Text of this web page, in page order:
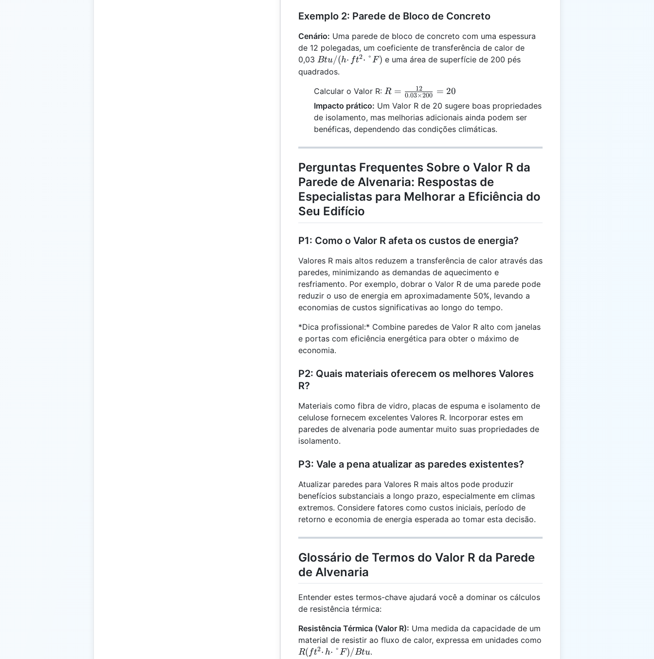
16
Exemplo 2: Parede de Bloco de Concreto
Cenário: Uma parede de bloco de concreto com uma espessura
de 12 polegadas, um coeficiente de transferência de calor de
0,03 Btu/(h·ft²·°F)
Btu/(h⋅ ft2⋅ °F) e uma área de superfície de 200 pés
quadrados.
Calcular o Valor R: R =
\frac{12}
{0.03
\times
200} =
20
R = 0.03×200
12 = 20
Impacto prático: Um Valor R de 20 sugere boas propriedades
de isolamento, mas melhorias adicionais ainda podem ser
benéficas, dependendo das condições climáticas.
Perguntas Frequentes Sobre o Valor R da
Parede de Alvenaria: Respostas de
Especialistas para Melhorar a Eficiência do
Seu Edifício
P1: Como o Valor R afeta os custos de energia?
Valores R mais altos reduzem a transferência de calor através das
paredes, minimizando as demandas de aquecimento e
resfriamento. Por exemplo, dobrar o Valor R de uma parede pode
reduzir o uso de energia em aproximadamente 50%, levando a
economias de custos significativas ao longo do tempo.
*Dica profissional:* Combine paredes de Valor R alto com janelas
e portas com eficiência energética para obter o máximo de
economia.
P2: Quais materiais oferecem os melhores Valores
R?
Materiais como fibra de vidro, placas de espuma e isolamento de
celulose fornecem excelentes Valores R. Incorporar estes em
paredes de alvenaria pode aumentar muito suas propriedades de
isolamento.
P3: Vale a pena atualizar as paredes existentes?
Atualizar paredes para Valores R mais altos pode produzir
benefícios substanciais a longo prazo, especialmente em climas
extremos. Considere fatores como custos iniciais, período de
retorno e economia de energia esperada ao tomar esta decisão.
Glossário de Termos do Valor R da Parede
de Alvenaria
Entender estes termos-chave ajudará você a dominar os cálculos
de resistência térmica:
Resistência Térmica (Valor R): Uma medida da capacidade de um
material de resistir ao fluxo de calor, expressa em unidades como
R(ft²·h·°F)/Btu
R( ft2⋅ h⋅ °F)/Btu.